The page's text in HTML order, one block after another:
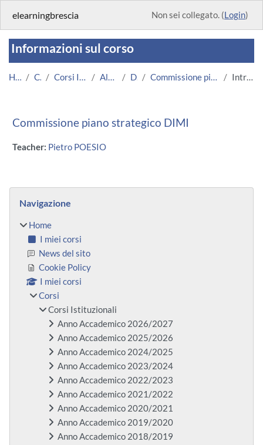
elearningbrescia Non sei collegato. (Login)
Informazioni sul corso
Home Corsi Corsi Istituzionali Altri Corsi DIMI Commissione piano stategico DIMI Introduzione
Commissione piano strategico DIMI
Teacher: Pietro POESIO
Blocchi
Navigazione
Home
I miei corsi
News del sito
Cookie Policy
I miei corsi
Corsi
Corsi Istituzionali
Anno Accademico 2026/2027
Anno Accademico 2025/2026
Anno Accademico 2024/2025
Anno Accademico 2023/2024
Anno Accademico 2022/2023
Anno Accademico 2021/2022
Anno Accademico 2020/2021
Anno Accademico 2019/2020
Anno Accademico 2018/2019